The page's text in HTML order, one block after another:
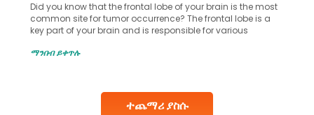
ተጨማሪ ያስሱ
In vitro fertilization (IVF) is a great option for the treatment
for infertility and widely known across the globe. It allows
many couples to start a family when natural conception
husband consent as he doesn’t support the idea then this
ማንበብ ይቀጥሉ